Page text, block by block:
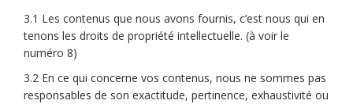
3.1 Les contenus que nous avons fournis, c’est nous qui en
tenons les droits de propriété intellectuelle. (à voir le
numéro 8)
3.2 En ce qui concerne vos contenus, nous ne sommes pas
responsables de son exactitude, pertinence, exhaustivité ou